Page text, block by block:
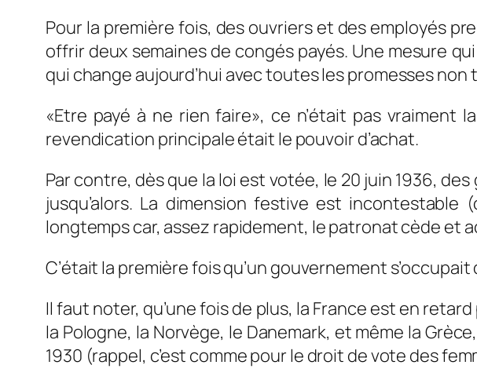
Pour la première fois, des ouvriers et des employés
offrir deux semaines de congés payés. Une mesure
qui change aujourd’hui avec toutes les promesses
«Etre payé à ne rien faire», ce n’était pas
revendication principale était le pouvoir d’achat.
Par contre, dès que la loi est votée, le 20 juin 1936,
jusqu’alors. La dimension festive est
longtemps car, assez rapidement, le patronat cède et
C’était la première fois qu’un gouvernement s’occupait
Il faut noter, qu’une fois de plus, la France est en
la Pologne, la Norvège, le Danemark, et même la
1930 (rappel, c’est comme pour le droit de vote des